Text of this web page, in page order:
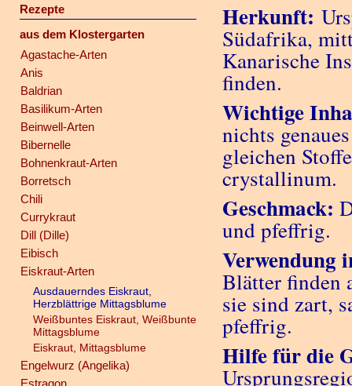
Rezepte
aus dem Klostergarten
Agastache-Arten
Anis
Baldrian
Basilikum-Arten
Beinwell-Arten
Bibernelle
Bohnenkraut-Arten
Borretsch
Chili
Currykraut
Dill (Dille)
Eibisch
Eiskraut-Arten
Ausdauerndes Eiskraut,
Herzblättrige Mittagsblume
Weißbuntes Eiskraut, Weißbunte
Mittagsblume
Eiskraut, Mittagsblume
Engelwurz (Angelika)
Estragon
Herkunft:
Südafrika,
Kanarische
finden.
Wichtige
nichts
gleichen
crystallinum.
Geschmack:
und pfeffrig.
Verwendung
Blätter finden
sie sind zart,
pfeffrig.
Hilfe für die